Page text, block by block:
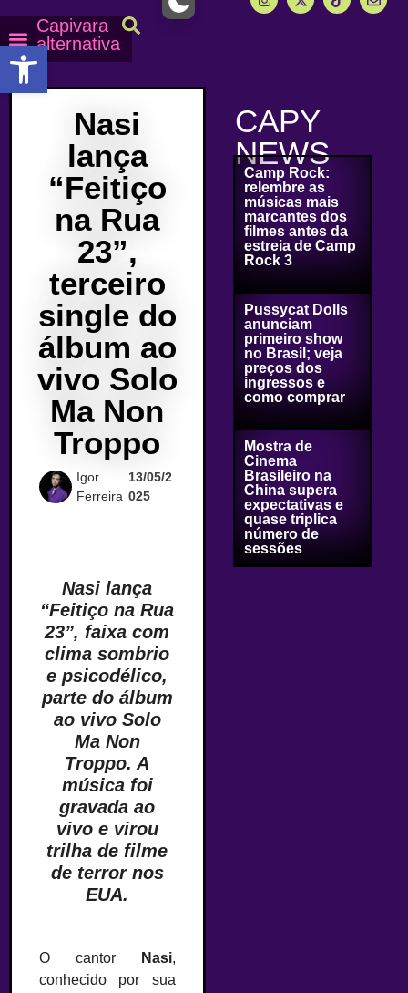
Capivara
alternativa
Nasi
lança
“Feitiço
na Rua
23”,
terceiro
single do
álbum ao
vivo Solo
Ma Non
Troppo
Igor
Ferreira
13/05/2
025
Nasi lança
“Feitiço na Rua
23”, faixa com
clima sombrio
e psicodélico,
parte do álbum
ao vivo Solo
Ma Non
Troppo. A
música foi
gravada ao
vivo e virou
trilha de filme
de terror nos
EUA.
O cantor Nasi,
conhecido por sua
CAPY
NEWS
Camp Rock:
relembre as
músicas mais
marcantes dos
filmes antes da
estreia de Camp
Rock 3
Pussycat Dolls
anunciam
primeiro show
no Brasil; veja
preços dos
ingressos e
como comprar
Mostra de
Cinema
Brasileiro na
China supera
expectativas e
quase triplica
número de
sessões
Abrir a barra de ferramentas